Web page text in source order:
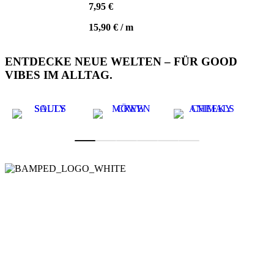
auf
Produktseite
7,95€
15,90€ /m
ENTDECKE NEUE WELTEN – FÜR GOOD
VIBES IM ALLTAG.